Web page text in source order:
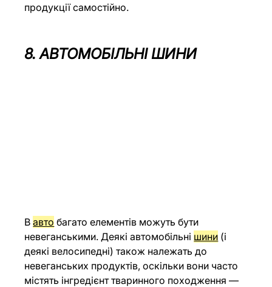
продукції самостійно.
8. АВТОМОБІЛЬНІ ШИНИ
В авто багато елементів можуть бути
невеганськими. Деякі автомобільні шини (і
деякі велосипедні) також належать до
невеганських продуктів, оскільки вони часто
містять інгредієнт тваринного походження —